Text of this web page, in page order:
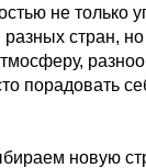
не только
стран, но
порадовать
новую